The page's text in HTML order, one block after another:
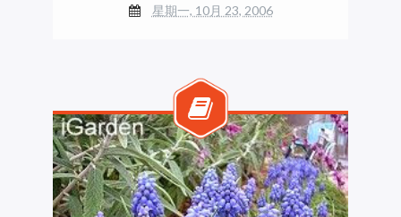
星期一, 10月 23, 2006